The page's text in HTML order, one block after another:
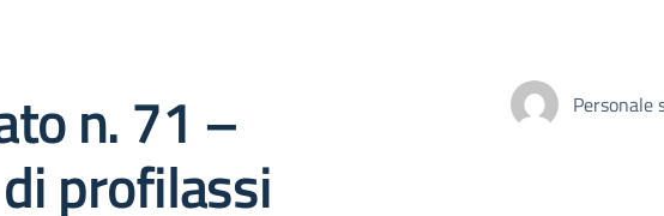
n. 71 –
profilassi
Personale